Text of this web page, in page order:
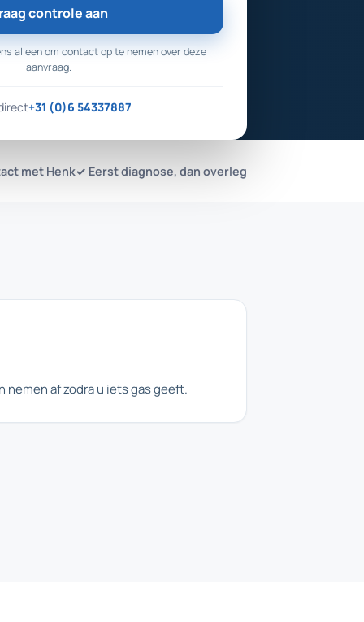
controle aan
alleen om contact op te nemen over deze
aanvraag.
+31 (0)6 54337887
met Henk✓ Eerst diagnose, dan overleg
nemen af zodra u iets gas geeft.